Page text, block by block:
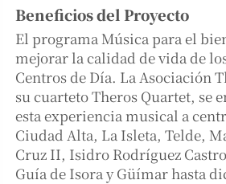
Beneficios del Proyecto
El programa Música para el
mejorar la calidad de vida de
Centros de Día. La Asociación
su cuarteto Theros Quartet, se
esta experiencia musical a
Ciudad Alta, La Isleta, Telde,
Cruz II, Isidro Rodríguez
Guía de Isora y Güímar hasta